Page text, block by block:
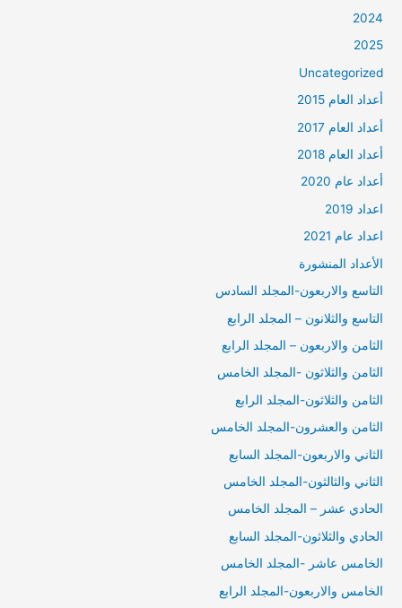
2024
2025
Uncategorized
أعداد العام 2015
أعداد العام 2017
أعداد العام 2018
أعداد عام 2020
اعداد 2019
اعداد عام 2021
الأعداد المنشورة
التاسع والاربعون-المجلد السادس
التاسع والثلانون – المجلد الرابع
الثامن والاربعون – المجلد الرابع
الثامن والثلاثون -المجلد الخامس
الثامن والثلاثون-المجلد الرابع
الثامن والعشرون-المجلد الخامس
الثاني والاربعون-المجلد السابع
الثاني والثالثون-المجلد الخامس
الحادي عشر – المجلد الخامس
الحادي والثلاثون-المجلد السابع
الخامس عاشر -المجلد الخامس
الخامس والاربعون-المجلد الرابع